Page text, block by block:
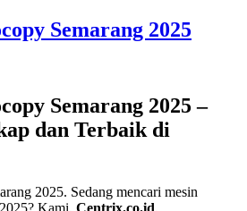
Semarang 2025
Semarang 2025 –
dan Terbaik di
2025. Sedang mencari mesin
Kami, Centrix.co.id,